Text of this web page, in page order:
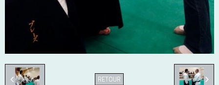
RETOUR